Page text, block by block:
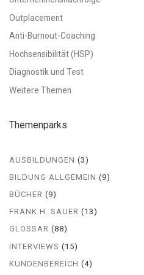
Outplacement
Anti-Burnout-Coaching
Hochsensibilität (HSP)
Diagnostik und Test
Weitere Themen
Themenparks
AUSBILDUNGEN (3)
BILDUNG ALLGEMEIN (9)
BÜCHER (9)
FRANK H. SAUER (13)
GLOSSAR (88)
INTERVIEWS (15)
KUNDENBEREICH (4)